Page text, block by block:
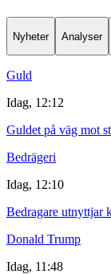
Nyheter Analyser
Guld
Idag, 12:12
Guldet på väg mot
Bedrägeri
Idag, 12:10
Bedragare utnyttjar
Donald Trump
Idag, 11:48